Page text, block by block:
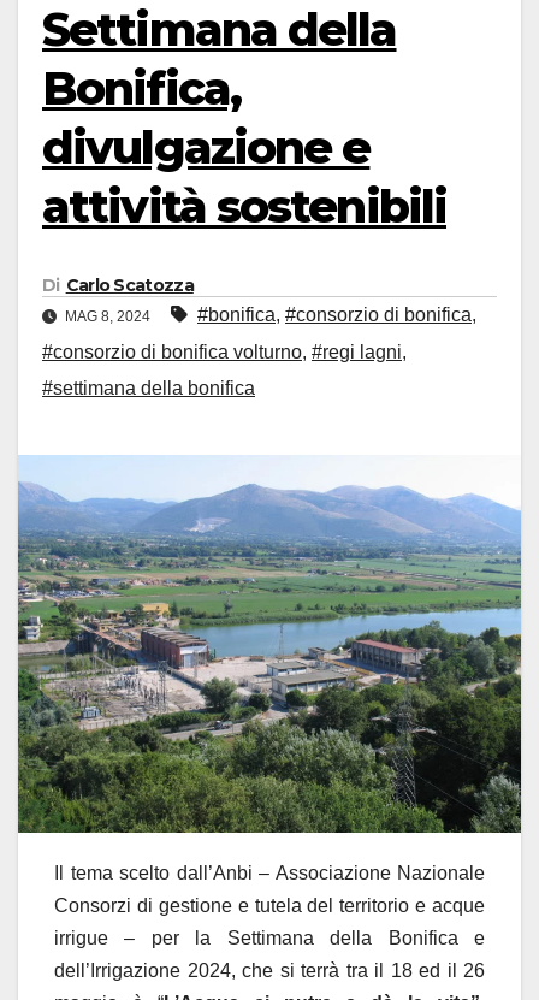
Settimana della
Bonifica,
divulgazione e
attività sostenibili
Di Carlo Scatozza
MAG 8, 2024 #bonifica, #consorzio di bonifica,
#consorzio di bonifica volturno, #regi lagni,
#settimana della bonifica
Il tema scelto dall’Anbi – Associazione Nazionale
Consorzi di gestione e tutela del territorio e acque
irrigue – per la Settimana della Bonifica e
dell’Irrigazione 2024, che si terrà tra il 18 ed il 26